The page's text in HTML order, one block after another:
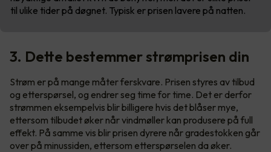
til ulike tider på døgnet. Typisk er prisen lavere på natten.
3. Dette bestemmer strømprisen din
Strøm er på mange måter ferskvare. Prisen styres av tilbud
og etterspørsel, og endrer seg time for time. Det er derfor
strømmen eksempelvis blir billigere hvis det blåser mye,
ettersom tilbudet øker når vindmøller kan produsere på full
effekt. På samme vis blir prisen dyrere når gradestokken går
over på minussiden, ettersom etterspørselen da øker.